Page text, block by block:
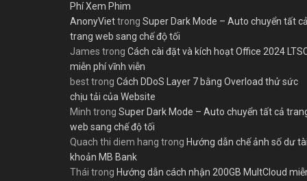
Phí Xem Phim
AnonyViettrong Super Dark Mode – Auto chuyển tất cả
trang web sang chế độ tối
James trong Cách cài đặt và kích hoạt Office 2024
miễn phí vĩnh viễn
besttrong Cách DDoS Layer 7 bằng Overload thử sức
chịu tải của Website
Minh trong Super Dark Mode – Auto chuyển tất cả
web sang chế độ tối
Quach thi diem hang trong Hướng dẫn chế ảnh số dư tài
khoản MB Bank
Thái trong Hướng dẫn cách nhận 200GB MultCloud